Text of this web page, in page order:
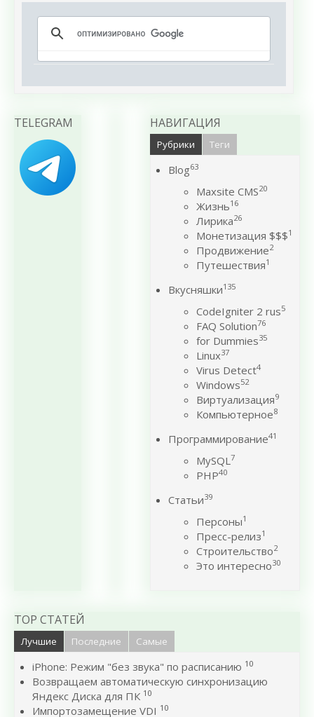
TELEGRAM НАВИГАЦИЯ
Рубрики Теги
Blog63
Maxsite CMS20
Жизнь16
Лирика26
Монетизация $$$1
Продвижение2
Путешествия1
Вкусняшки135
CodeIgniter 2 rus5
FAQ Solution76
for Dummies35
Linux37
Virus Detect4
Windows52
Виртуализация9
Компьютерное8
Программирование41
MySQL7
PHP40
Статьи39
Персоны1
Пресс-релиз1
Строительство2
Это интересно30
TOP СТАТЕЙ
Лучшие Последние Самые
iPhone: Режим "без звука" по расписанию 10
Возвращаем автоматическую синхронизацию
Яндекс Диска для ПК 10
Импортозамещение VDI 10